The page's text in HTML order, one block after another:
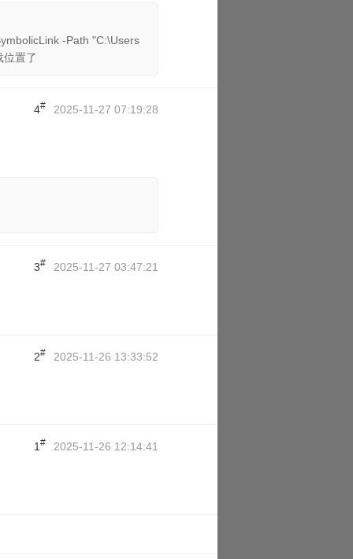
-Path "C:\Users
置了
4# 2025-11-27 07:19:28
3# 2025-11-27 03:47:21
2# 2025-11-26 13:33:52
1 # 2025-11-26 12:14:41